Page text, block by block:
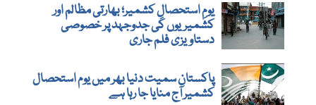
یومِ استحصالِ کشمیر؛ بھارتی مظالم اور
کشمیریوں کی جدوجہد پر خصوصی
دستاویزی فلم جاری
پاکستان سمیت دنیا بھر میں یوم استحصال
کشمیر آج منایا جا رہا ہے